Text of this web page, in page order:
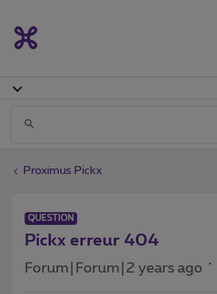
Proximus Pickx
QUESTION
Pickx erreur 404
Forum|Forum|2 years ago